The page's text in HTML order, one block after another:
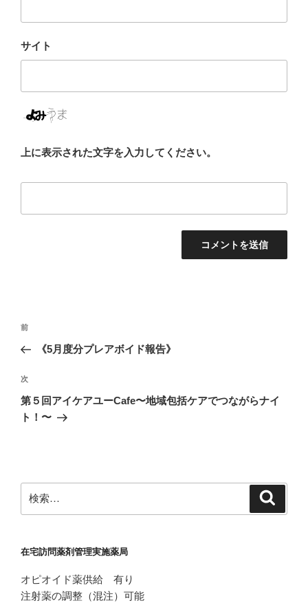
サイト
上に表示された文字を入力してください。
投
ナ
ビ
ゲ
ー
前
の
稿
前
《5月度分プレアボイド報告》
次
の
投
次
第５回アイケアユーCafe〜地域包括ケアでつながらナイ
ト！〜
索:
在宅訪問薬剤管理実施薬局
オピオイド薬供給 有り
注射薬の調整（混注）可能